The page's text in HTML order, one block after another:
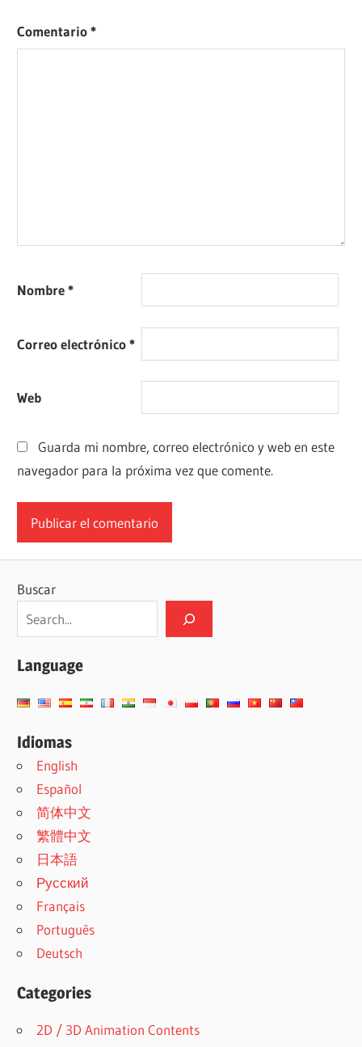
Comentario*
Nombre*
Correo electrónico*
Web
Guarda mi nombre, correo electrónico y web en este
navegador para la próxima vez que comente.
Buscar
Language
Idiomas
English
Español
简体中文
繁體中文
日本語
Русский
Français
Português
Deutsch
Categories
2D / 3D Animation Contents